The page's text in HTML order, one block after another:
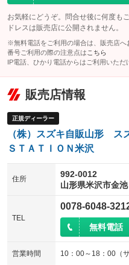
お気軽にどうぞ。問合せ後に何度も
ドレスは販売店に公開されません。
※無料電話をご利用の場合は、販売店
番号ご利用の際の注意点は こちら
IP電話、ひかり電話からはご利用いただ
販売店情報
正規ディーラー
（株）スズキ自販山形 ス
ＳＴＡＴＩＯＮ米沢
住所
992-0012
山形県米沢市金
TEL
0078-6048-
無料電話
営業時間 10：00～18：00（